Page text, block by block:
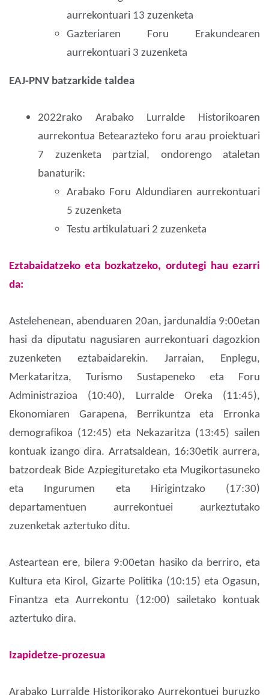
aurrekontuari 13 zuzenketa
Gazteriaren Foru Erakundearen
aurrekontuari 3 zuzenketa
EAJ-PNV batzarkide taldea
2022rako Arabako Lurralde Historikoaren
aurrekontua Betearazteko foru arau proiektuari
7 zuzenketa partzial, ondorengo ataletan
banaturik:
Arabako Foru Aldundiaren aurrekontuari
5 zuzenketa
Testu artikulatuari 2 zuzenketa
Eztabaidatzeko eta bozkatzeko, ordutegi hau ezarri
da:
Astelehenean, abenduaren 20an, jardunaldia 9:00etan
hasi da diputatu nagusiaren aurrekontuari dagozkion
zuzenketen eztabaidarekin. Jarraian, Enplegu,
Merkataritza, Turismo Sustapeneko eta Foru
Administrazioa (10:40), Lurralde Oreka (11:45),
Ekonomiaren Garapena, Berrikuntza eta Erronka
demografikoa (12:45) eta Nekazaritza (13:45) sailen
kontuak izango dira. Arratsaldean, 16:30etik aurrera,
batzordeak Bide Azpiegituretako eta Mugikortasuneko
eta Ingurumen eta Hirigintzako (17:30)
departamentuen aurrekontuei aurkeztutako
zuzenketak aztertuko ditu.
Asteartean ere, bilera 9:00etan hasiko da berriro, eta
Kultura eta Kirol, Gizarte Politika (10:15) eta Ogasun,
Finantza eta Aurrekontu (12:00) sailetako kontuak
aztertuko dira.
Izapidetze-prozesua
Arabako Lurralde Historikorako Aurrekontuei buruzko